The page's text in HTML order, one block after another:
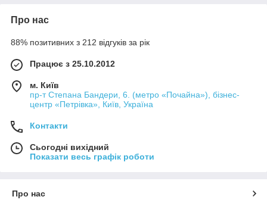
Про нас
88% позитивних з 212 відгуків за рік
Працює з 25.10.2012
м. Київ
пр-т Степана Бандери, 6. (метро «Почайна»), бізнес-
центр «Петрівка», Київ, Україна
Контакти
Сьогодні вихідний
Показати весь графік роботи
Про нас